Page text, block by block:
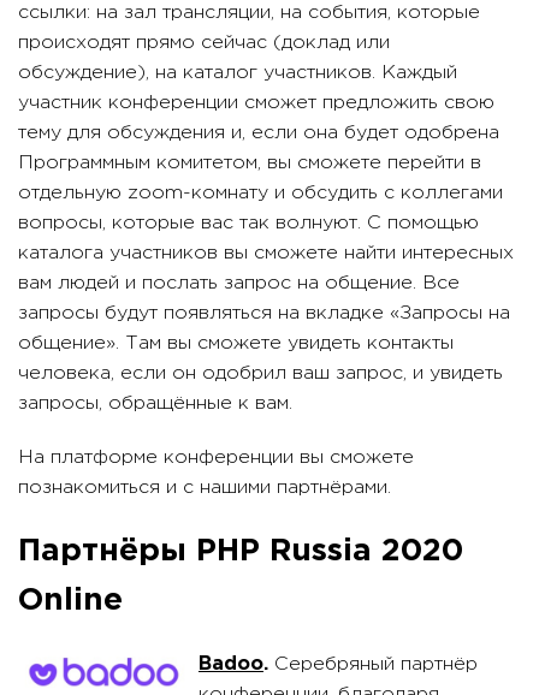
ссылки: на зал трансляции, на события, которые
происходят прямо сейчас (доклад или
обсуждение), на каталог участников. Каждый
участник конференции сможет предложить свою
тему для обсуждения и, если она будет одобрена
Программным комитетом, вы сможете перейти в
отдельную zoom-комнату и обсудить с коллегами
вопросы, которые вас так волнуют. С помощью
каталога участников вы сможете найти интересных
вам людей и послать запрос на общение. Все
запросы будут появляться на вкладке «Запросы на
общение». Там вы сможете увидеть контакты
человека, если он одобрил ваш запрос, и увидеть
запросы, обращённые к вам.
На платформе конференции вы сможете
познакомиться и с нашими партнёрами.
Партнёры PHP Russia 2020
Online
Badoo. Серебряный партнёр